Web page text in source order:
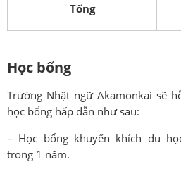
Tổng
Học bổng
Trường Nhật ngữ Akamonkai sẽ
học bổng hấp dẫn như sau:
– Học bổng khuyến khích du
trong 1 năm.